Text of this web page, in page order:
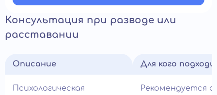
Консультация при разводе или
расставании
Описание
Психологическая
Для кого
Рекомендуется